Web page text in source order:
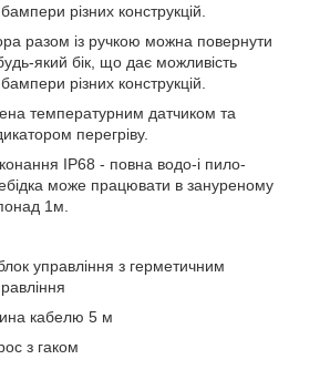
різних конструкцій.
разом із ручкою можна повернути
який бік, що дає можливість
різних конструкцій.
температурним датчиком та
перегріву.
IP68 - повна водо-і пило-
може працювати в зануреному
1м.
управління з герметичним
кабелю 5 м
з гаком